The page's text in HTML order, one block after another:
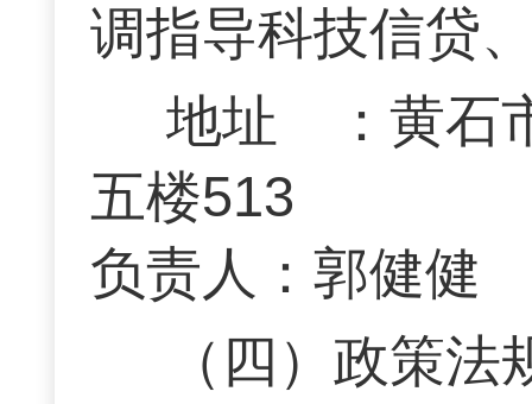
调指导科技信贷
地址 ：黄石
五楼513
负责人：郭健健
（四）政策